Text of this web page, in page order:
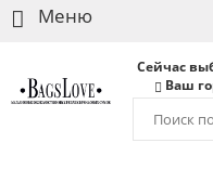
Сейчас
Ваш